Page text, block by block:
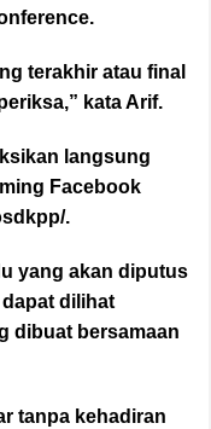
terakhir atau final
kata Arif.
langsung
Facebook
.
yang akan diputus
dilihat
dibuat bersamaan
tanpa kehadiran